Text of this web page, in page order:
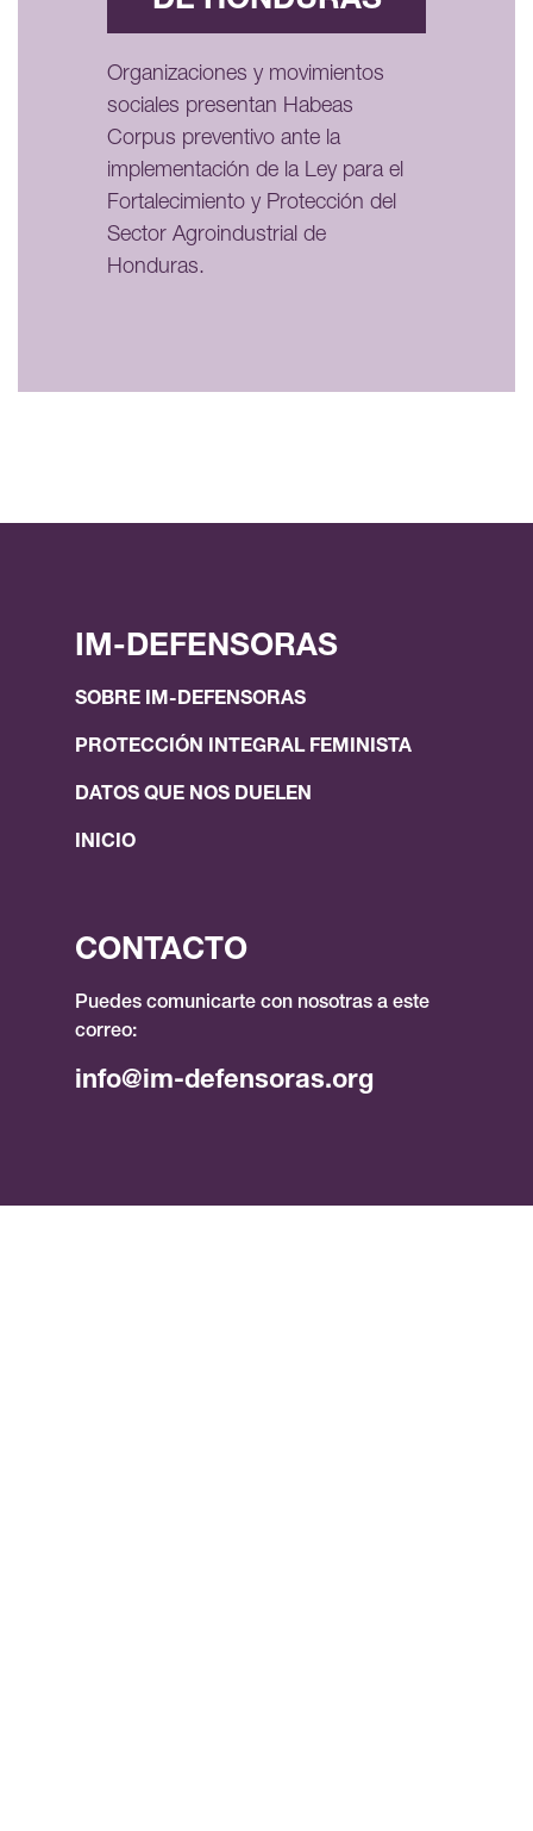
Organizaciones y movimientos
sociales presentan Habeas
Corpus preventivo ante la
implementación de la Ley para el
Fortalecimiento y Protección del
Sector Agroindustrial de
Honduras.
IM-DEFENSORAS
SOBRE IM-DEFENSORAS
PROTECCIÓN INTEGRAL FEMINISTA
DATOS QUE NOS DUELEN
INICIO
CONTACTO
Puedes comunicarte con nosotras a este
correo:
info@im-defensoras.org